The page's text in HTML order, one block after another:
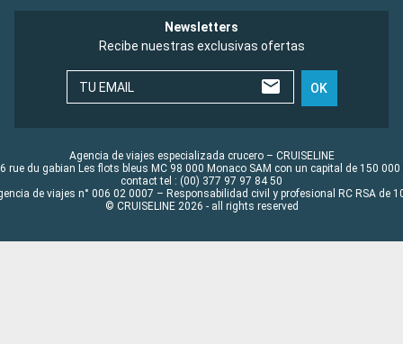
Newsletters
Recibe nuestras exclusivas ofertas
TU EMAIL OK
Agencia de viajes especializada crucero – CRUISELINE
rue du gabian Les flots bleus MC 98 000 Monaco SAM con un capital de 150 000
contact tel : (00) 377 97 97 84 50
de viajes n° 006 02 0007 – Responsabilidad civil y profesional RC RSA de
© CRUISELINE 2026 - all rights reserved